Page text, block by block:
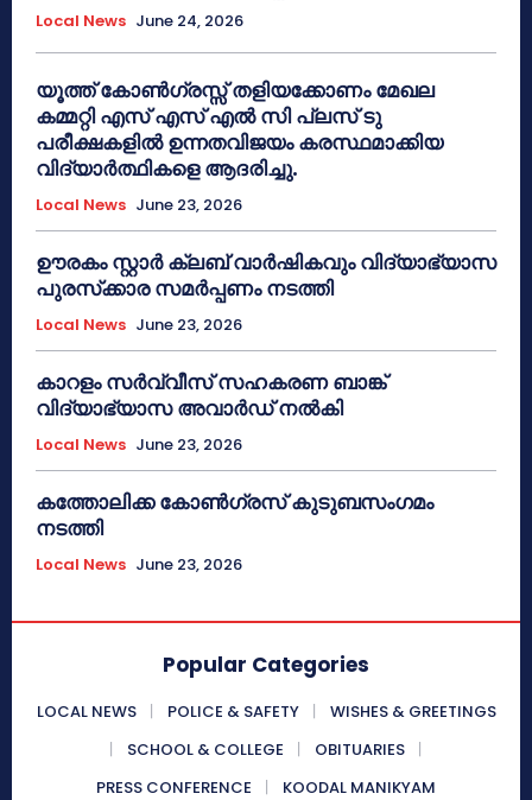
Local News June 24, 2026
യൂത്ത് കോൺഗ്രസ്സ് തളിയക്കോണം മേഖല
കമ്മറ്റി എസ് എസ് എൽ സി പ്ലസ് ടു
പരീക്ഷകളിൽ ഉന്നതവിജയം കരസ്ഥമാക്കിയ
വിദ്യാർത്ഥികളെ ആദരിച്ചു.
Local News June 23, 2026
ഊരകം സ്റ്റാർ ക്ലബ് വാർഷികവും വിദ്യാഭ്യാസ
പുരസ്‌ക്കാര സമർപ്പണം നടത്തി
Local News June 23, 2026
കാറളം സർവ്വീസ് സഹകരണ ബാങ്ക്
വിദ്യാഭ്യാസ അവാർഡ് നൽകി
Local News June 23, 2026
കത്തോലിക്ക കോൺഗ്രസ് കുടുബസംഗമം
നടത്തി
Local News June 23, 2026
Popular Categories
LOCAL NEWS POLICE & SAFETY
WISHES & GREETINGS
SCHOOL & COLLEGE
OBITUARIES
PRESS CONFERENCE
KOODAL MANIKYAM